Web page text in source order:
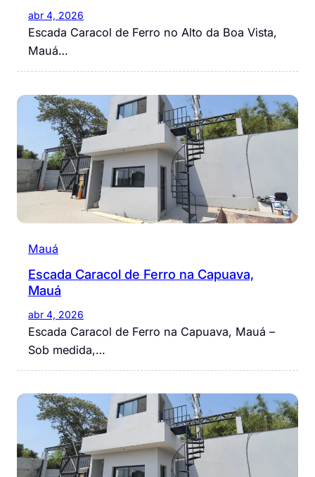
abr 4, 2026
Escada Caracol de Ferro no Alto da Boa Vista,
Mauá…
Mauá
Escada Caracol de Ferro na Capuava,
Mauá
abr 4, 2026
Escada Caracol de Ferro na Capuava, Mauá –
Sob medida,…